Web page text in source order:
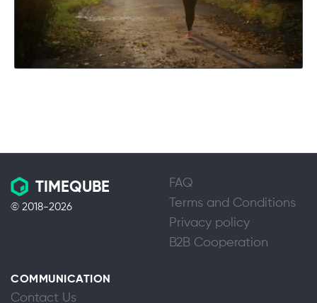
TIMEQUBE
© 2018-2026
FAQ
Terms and Conditions
Privacy policy
B2B Cooperation
COMMUNICATION
Contact Us